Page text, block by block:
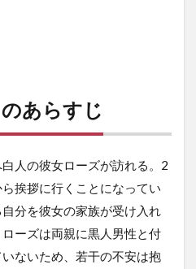
あらすじ
人の彼女ローズが訪れる。2
挨拶に行くことになってい
分を彼女の家族が受け入れ
ーズは両親に黒人男性と付
ないため、若干の不安は抱